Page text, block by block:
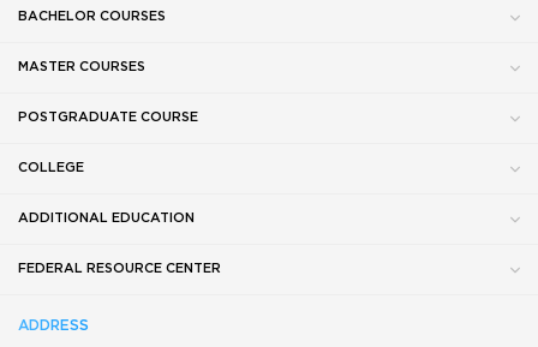
BACHELOR COURSES
MASTER COURSES
POSTGRADUATE COURSE
COLLEGE
ADDITIONAL EDUCATION
FEDERAL RESOURCE CENTER
ADDRESS